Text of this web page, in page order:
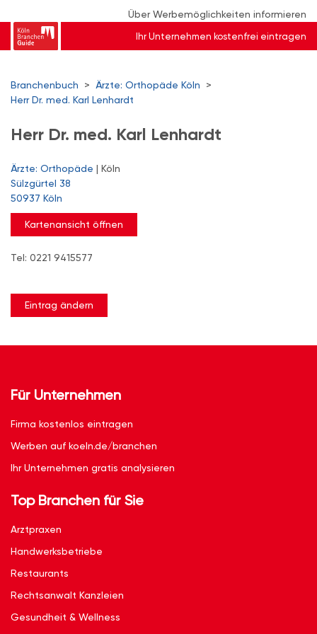
Über Werbemöglichkeiten informieren
Ihr Unternehmen kostenfrei eintragen
Branchenbuch > Ärzte: Orthopäde Köln
>
Herr Dr. med. Karl Lenhardt
Herr Dr. med. Karl Lenhardt
Ärzte: Orthopäde | Köln
Sülzgürtel 38
50937 Köln
Kartenansicht öffnen
Tel: 0221 9415577
Eintrag ändern
Für Unternehmen
Firma kostenlos eintragen
Werben auf koeln.de/branchen
Ihr Unternehmen gratis analysieren
Top Branchen für Sie
Arztpraxen
Handwerksbetriebe
Restaurants
Rechtsanwalt Kanzleien
Gesundheit & Wellness